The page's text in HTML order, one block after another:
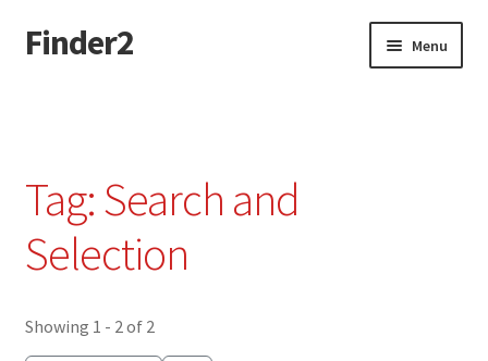
Skip
to
Skip
to
Finder2 Menu
Tag: Search and
Selection
Showing 1 - 2 of 2